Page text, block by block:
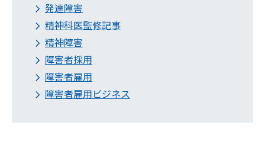
発達障害
精神科医監修記事
精神障害
障害者採用
障害者雇用
障害者雇用ビジネス